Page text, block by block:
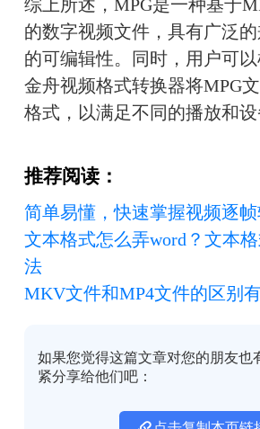
综上所述，MPG是一种基于
的数字视频文件，具有广泛
的可编辑性。同时，用户可
金舟视频格式转换器将MPG
格式，以满足不同的播放和设
推荐阅读：
简单易懂，快速掌握视频逐
文本格式怎么弄word？文本
法
MKV文件和MP4文件的区别
如果您觉得这篇文章对您的朋友也
紧分享给他们吧：